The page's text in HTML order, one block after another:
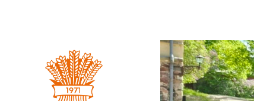
Klaukkalan
Eläkeläiset
ry